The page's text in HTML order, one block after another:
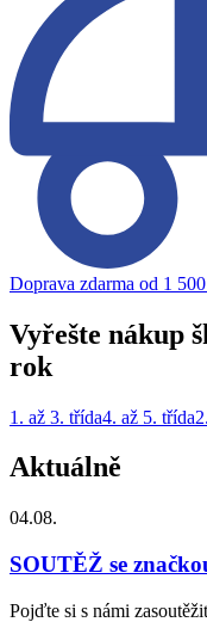
Doprava zdarma od 1
Vyřešte nákup
rok
1. až 3. třída4. až 5. třída
Aktuálně
04.08.
SOUTĚŽ se
Pojďte si s námi